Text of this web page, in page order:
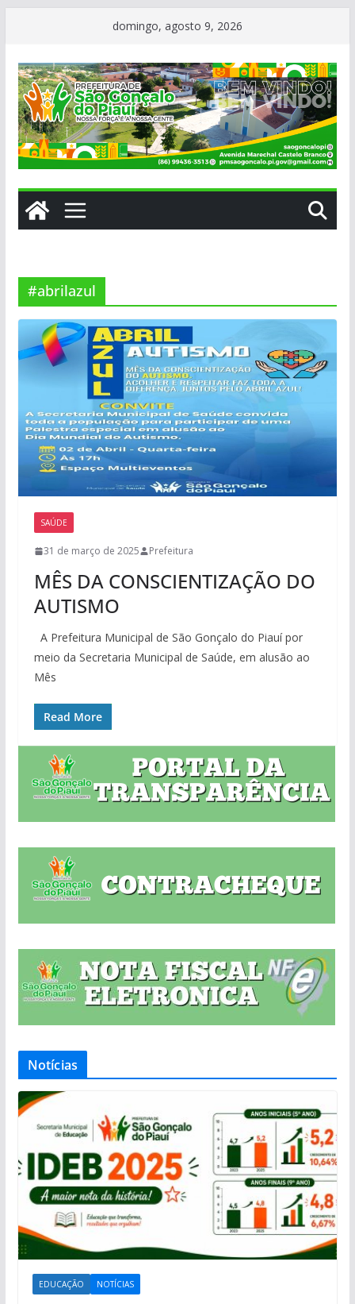
conteúdo
domingo, agosto 9, 2026
#abrilazul
SAÚDE
31 de março de 2025 Prefeitura
MÊS DA CONSCIENTIZAÇÃO DO
AUTISMO
A Prefeitura Municipal de São Gonçalo do Piauí por
meio da Secretaria Municipal de Saúde, em alusão ao
Mês
Read More
Notícias
EDUCAÇÃO NOTÍCIAS